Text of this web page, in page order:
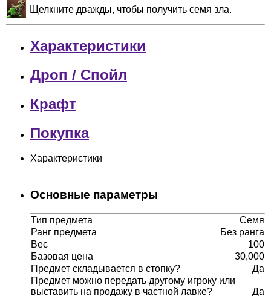
Щелкните дважды, чтобы получить семя зла.
Характеристики
Дроп / Спойл
Крафт
Покупка
Характеристики
Основные параметры
Тип предмета
Семя
Ранг предмета
Без ранга
Вес
100
Базовая цена
30,000
Предмет складывается в стопку?
Да
Предмет можно передать другому игроку или
выставить на продажу в частной лавке?
Да